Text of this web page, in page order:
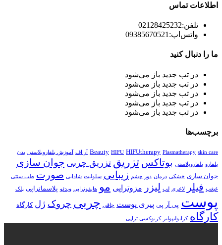
اطلاعات تماس
تلفن:02128425232
واتس‌اپ: 09385670521
ما را دنبال کنید
در تب جدید باز می‌شود
در تب جدید باز می‌شود
در تب جدید باز می‌شود
در تب جدید باز می‌شود
در تب جدید باز می‌شود
برچسب‌ها
Beauty HIFU HIFUtherapy Plasmatherapy skin care آر اف آموزش بلفاروپلاستی بدن
بلفارو بلفاروپلاستی بوتاکس تزریق تزریق چربی جوان سازی
جوان سازی خشکی درمان دور چشم زیبایی سلولیت شادابی صورت طب سنتی
غبغب فیلر لاغری لب لیزر مزوتراپی مو هایفوتراپی ویدئو پلاسماتراپی پلک
پوست پی آر پی پیری پوست چاقی چربی چروک ژل کارگاه
کارگاه کرایولیپولیز کربوکسی تراپی